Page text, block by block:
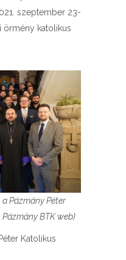
szeptember 23-
örmény katolikus
a Pázmány Péter
BTK web)
Katolikus